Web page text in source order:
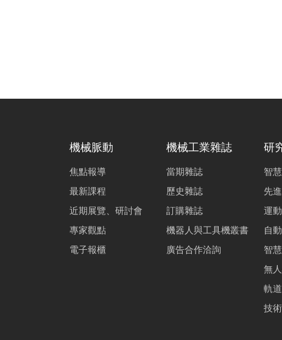
機械脈動
焦點報導
最新課程
近期展覽、研討會
專家觀點
電子報櫃
機械工業雜誌
當期雜誌
歷史雜誌
訂購雜誌
機器人與工具機叢書
廣告合作洽詢
研
智
先
運
自
智
無
軌
技